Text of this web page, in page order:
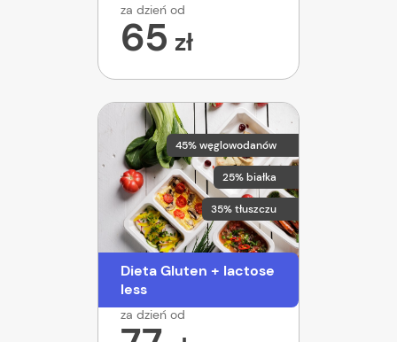
za dzień od
65 zł
45% węglowodanów
25% białka
35% tłuszczu
Dieta Gluten + lactose
less
za dzień od